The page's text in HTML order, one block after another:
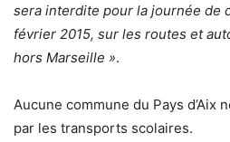
sera interdite pour la journée de
février 2015, sur les routes et
hors Marseille ».
Aucune commune du Pays d’Aix
par les transports scolaires.